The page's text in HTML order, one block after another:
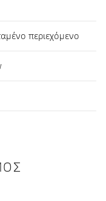
περιεχόμενο